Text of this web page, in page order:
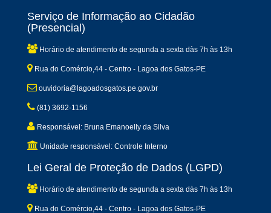
Serviço de Informação ao Cidadão
(Presencial)
Horário de atendimento de segunda a sexta dàs 7h às 13h
Rua do Comércio,44 - Centro - Lagoa dos Gatos-PE
ouvidoria@lagoadosgatos.pe.gov.br
(81) 3692-1156
Responsável: Bruna Emanoelly da Silva
Unidade responsável: Controle Interno
Lei Geral de Proteção de Dados (LGPD)
Horário de atendimento de segunda a sexta dàs 7h às 13h
Rua do Comércio,44 - Centro - Lagoa dos Gatos-PE